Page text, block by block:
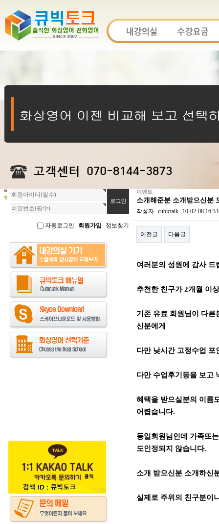
회
원
로
자동로그인 회원가입 정보찾기
이벤트
소개해준분 소개받으신분
작성자 cubictalk 10-02-08 16:33
이전글 다음글
여러분의 성원에 감사 드
추천한 친구가 2개월 이
기존 유료 회원님이 다
신분에게
다만 낮시간 고정수업 포
다만 수업후기등을 보
혜택을 받으실분의 이름
어렵습니다.
동일회원님인데 가족또
도인정되지 않습니다.
소개 받으신분 소개하신
실제로 주위의 친구분이